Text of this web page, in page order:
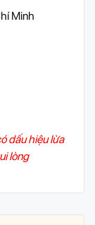
Minh
dấu hiệu lừa
lòng